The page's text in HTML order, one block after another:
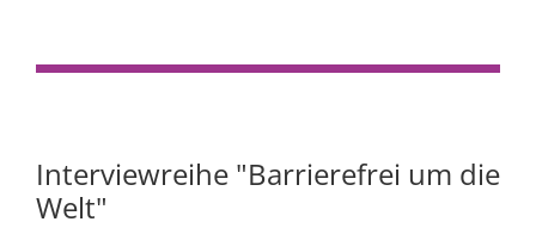
Interviewreihe "Barrierefrei um die
Welt"